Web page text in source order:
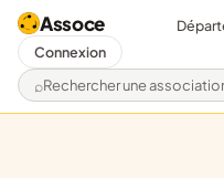
Assoce
Rechercher une
Connexion